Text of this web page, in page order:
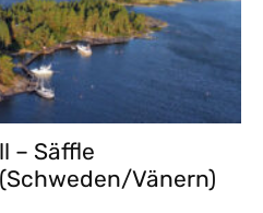
– Säffle
Vänern)